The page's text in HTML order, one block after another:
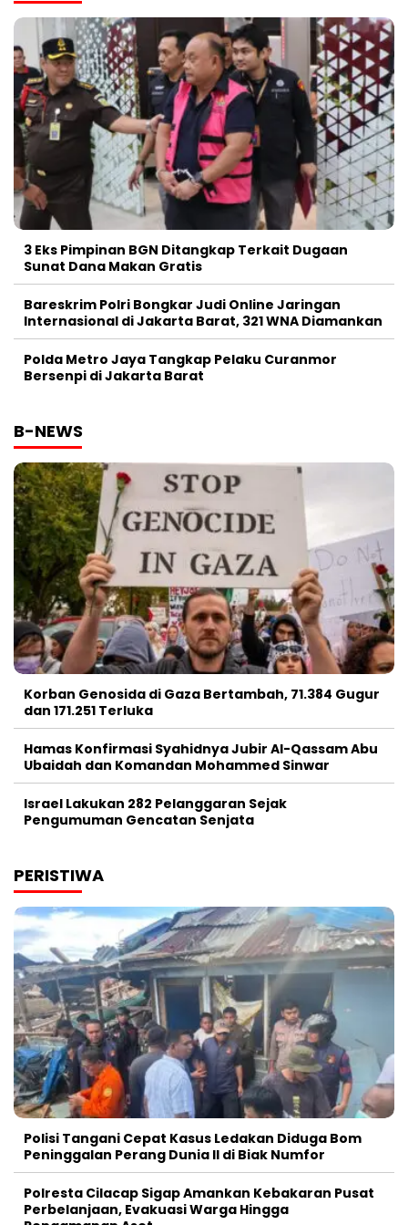
3 Eks Pimpinan BGN Ditangkap Terkait Dugaan
Sunat Dana Makan Gratis
Bareskrim Polri Bongkar Judi Online Jaringan
Internasional di Jakarta Barat, 321 WNA Diamankan
Polda Metro Jaya Tangkap Pelaku Curanmor
Bersenpi di Jakarta Barat
B-NEWS
Korban Genosida di Gaza Bertambah, 71.384 Gugur
dan 171.251 Terluka
Hamas Konfirmasi Syahidnya Jubir Al-Qassam Abu
Ubaidah dan Komandan Mohammed Sinwar
Israel Lakukan 282 Pelanggaran Sejak
Pengumuman Gencatan Senjata
PERISTIWA
Polisi Tangani Cepat Kasus Ledakan Diduga Bom
Peninggalan Perang Dunia II di Biak Numfor
Polresta Cilacap Sigap Amankan Kebakaran Pusat
Perbelanjaan, Evakuasi Warga Hingga